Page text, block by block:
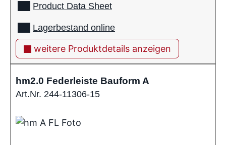
Product Data Sheet
Lagerbestand online
weitere Produktdetails anzeigen
hm2.0 Federleiste Bauform A
Art.Nr. 244-11306-15